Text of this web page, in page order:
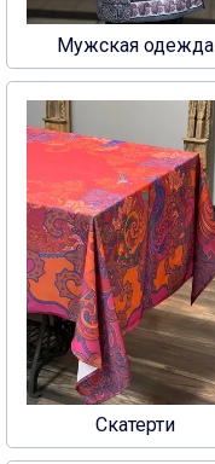
Мужская одежда
Скатерти